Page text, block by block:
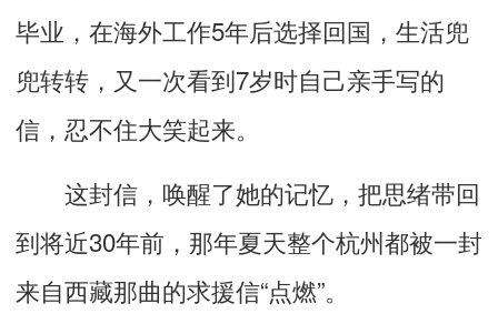
毕业，在海外工作5年后选择回国，生活兜
兜转转，又一次看到7岁时自己亲手写的
信，忍不住大笑起来。
这封信，唤醒了她的记忆，把思绪带回
到将近30年前，那年夏天整个杭州都被一封
来自西藏那曲的求援信“点燃”。